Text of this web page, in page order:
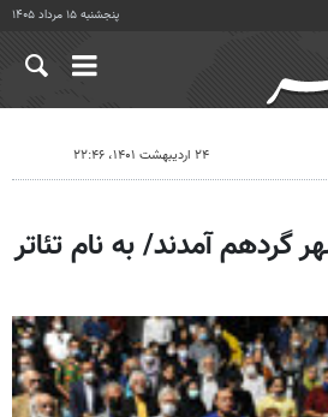
پنجشنبه ۱۵ مرداد ۱۴۰۵
۲۴ اردیبهشت ۱۴۰۱، ۲۲:۴۶
گردهم آمدند/ به نام تئاتر